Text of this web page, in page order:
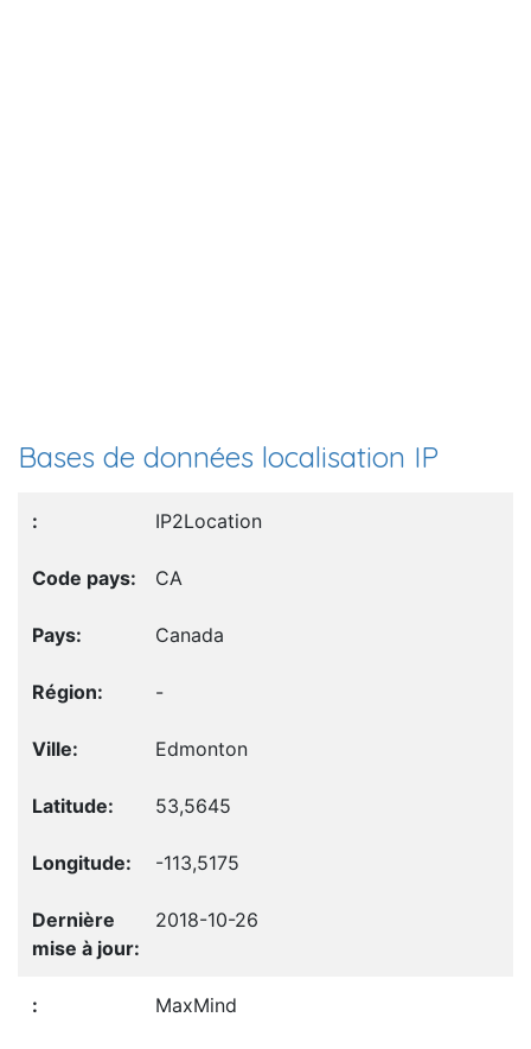
Bases de données localisation IP
IP2Location
CA
Canada
-
Edmonton
53,5645
-113,5175
2018-10-26
MaxMind